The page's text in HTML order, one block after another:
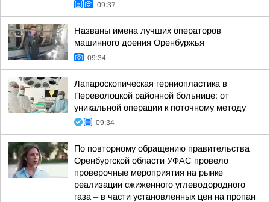
09:37
Названы имена лучших операторов
машинного доения Оренбуржья
09:34
Лапароскопическая герниопластика в
Переволоцкой районной больнице: от
уникальной операции к поточному методу
09:34
По повторному обращению правительства
Оренбургской области УФАС провело
проверочные мероприятия на рынке
реализации сжиженного углеводородного
газа – в части установленных цен на пропан